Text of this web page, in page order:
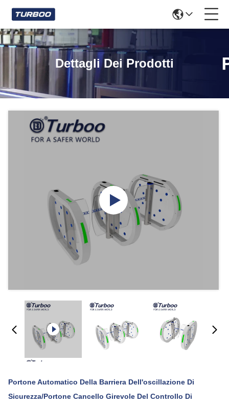
Dettagli Dei Prodotti
Portone Automatico Della Barriera Dell'oscillazione Di
Sicurezza/portone Cancello Girevole Del Controllo Di